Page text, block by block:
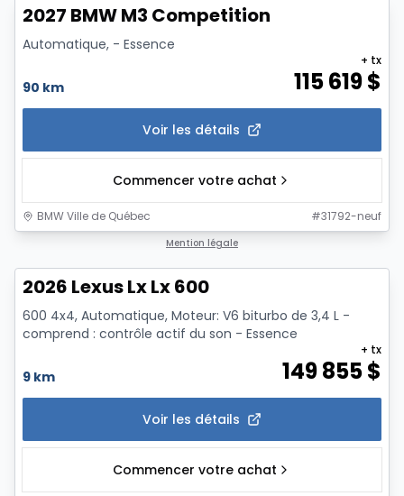
2027 BMW M3 Competition
Automatique, - Essence
90 km 115 619$
+ tx
Voir les détails
Commencer votre achat
BMW Ville de Québec #31792-neuf
Mention légale
2026 Lexus Lx Lx 600
600 4x4, Automatique, Moteur: V6 biturbo de 3,4 L -
comprend : contrôle actif du son - Essence
9 km 149 855$
+ tx
Voir les détails
Commencer votre achat